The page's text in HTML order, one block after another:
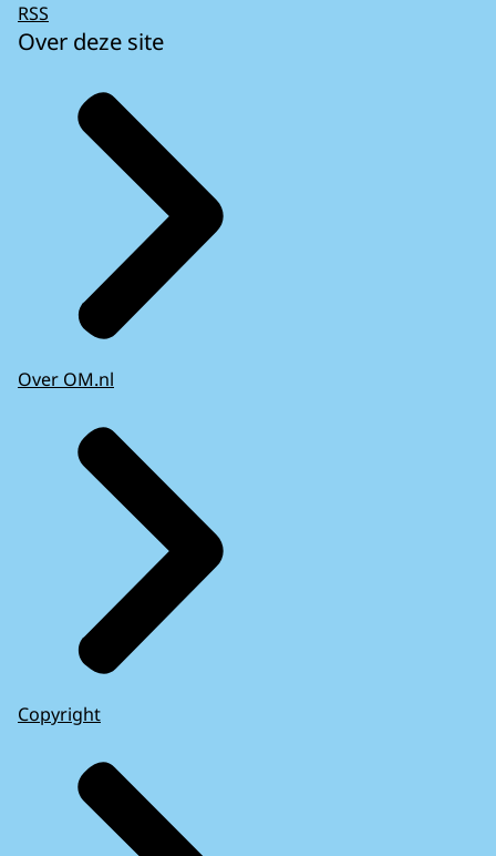
RSS
Over deze site
Over OM.nl
Copyright